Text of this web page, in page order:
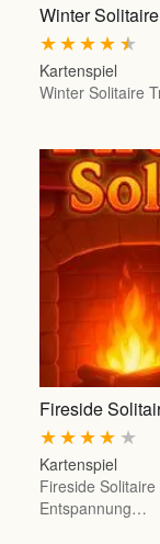
Winter
★
★
★
★
★
Kartenspiel
Winter Solitaire
Fireside
★
★
★
★
★
Kartenspiel
Fireside
Entspannung…